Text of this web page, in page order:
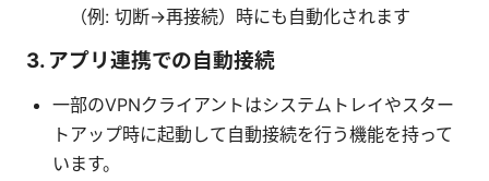
（例: 切断→再接続）時にも自動化されます
3. アプリ連携での自動接続
一部のVPNクライアントはシステムトレイやスター
トアップ時に起動して自動接続を行う機能を持って
います。